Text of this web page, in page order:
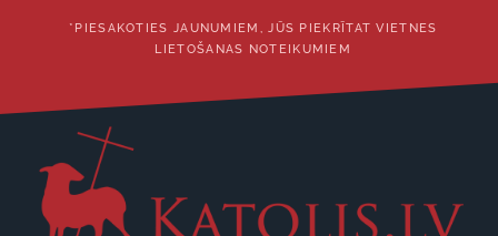
*PIESAKOTIES JAUNUMIEM, JŪS PIEKRĪTAT VIETNES
LIETOŠANAS NOTEIKUMIEM